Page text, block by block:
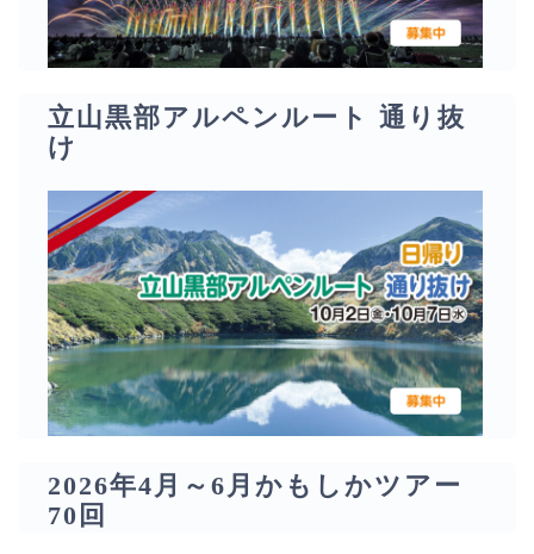
立山黒部アルペンルート 通り抜
け
2026年4月～6月かもしかツアー
70回